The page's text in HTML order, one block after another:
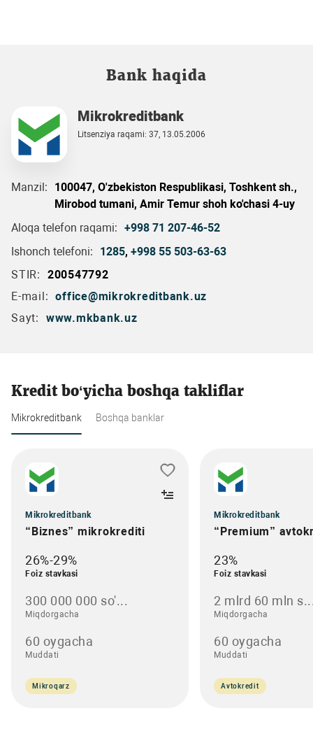
Bank haqida
Mikrokreditbank
Litsenziya raqami: 37, 13.05.2006
Manzil:
100047, O'zbekiston Respublikasi, Toshkent sh.,
Mirobod tumani, Amir Temur shoh ko'chasi 4-uy
Aloqa telefon raqami: +998 71 207-46-52
Ishonch telefoni:
1285, +998 55 503-63-63
STIR:
200547792
E-mail: office@mikrokreditbank.uz
Sayt:
www.mkbank.uz
Kredit bo‘yicha boshqa takliflar
Mikrokreditbank Boshqa banklar
Mikrokreditbank
“Biznes” mikrokrediti
26%-29%
Foiz stavkasi
300 000 000 so'...
Miqdorgacha
60 oygacha
Muddati
Mikroqarz
Mikrokreditbank
“Premium”
23%
Foiz stavkasi
2 mlrd 60 mln
Miqdorgacha
60 oygacha
Muddati
Avtokredit